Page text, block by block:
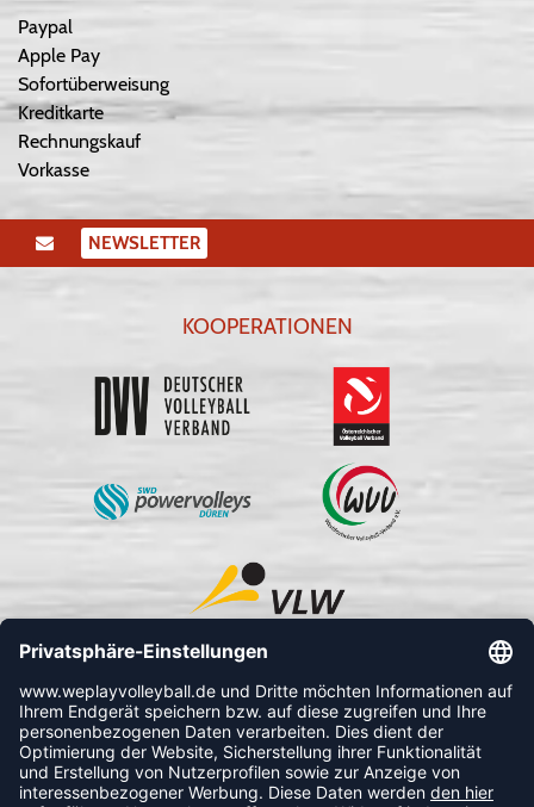
Paypal
Apple Pay
Sofortüberweisung
Kreditkarte
Rechnungskauf
Vorkasse
NEWSLETTER
KOOPERATIONEN
FOLLOW US